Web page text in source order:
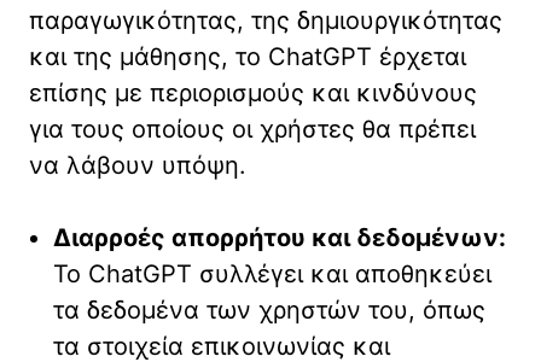
παραγωγικότητας, της δημιουργικότητας
και της μάθησης, το ChatGPT έρχεται
επίσης με περιορισμούς και κινδύνους
για τους οποίους οι χρήστες θα πρέπει
να λάβουν υπόψη.
Διαρροές απορρήτου και δεδομένων:
Το ChatGPT συλλέγει και αποθηκεύει
τα δεδομένα των χρηστών του, όπως
τα στοιχεία επικοινωνίας και